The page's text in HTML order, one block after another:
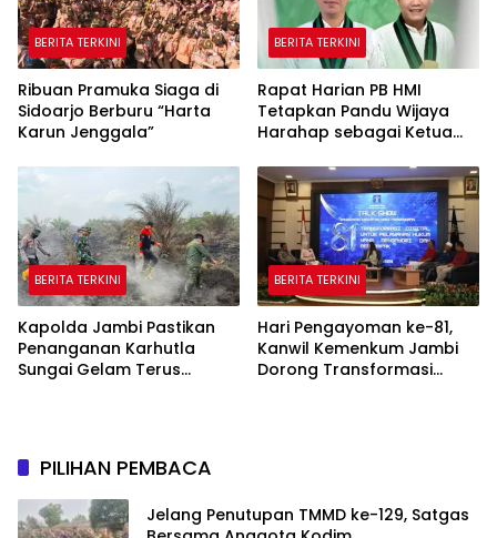
BERITA TERKINI
Ribuan Pramuka Siaga di
Sidoarjo Berburu “Harta
Karun Jenggala”
BERITA TERKINI
Rapat Harian PB HMI
Tetapkan Pandu Wijaya
Harahap sebagai Ketua
BERITA TERKINI
Kapolda Jambi Pastikan
Penanganan Karhutla
Sungai Gelam Terus
BERITA TERKINI
Hari Pengayoman ke-81,
Kanwil Kemenkum Jambi
Dorong Transformasi
PILIHAN PEMBACA
Jelang Penutupan TMMD ke-129, Satgas